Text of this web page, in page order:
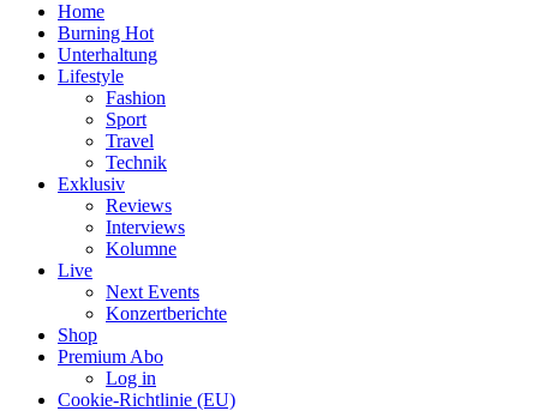
Home
Burning Hot
Unterhaltung
Lifestyle
Fashion
Sport
Travel
Technik
Exklusiv
Reviews
Interviews
Kolumne
Live
Next Events
Konzertberichte
Shop
Premium Abo
Log in
Cookie-Richtlinie (EU)